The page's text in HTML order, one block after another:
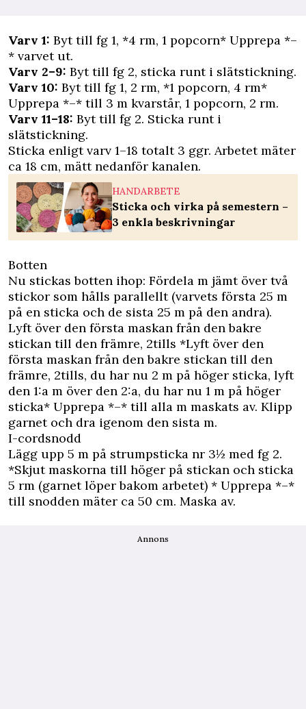
Varv 1: Byt till fg 1, *4 rm, 1 popcorn* Upprepa *–
* varvet ut.
Varv 2–9: Byt till fg 2, sticka runt i slätstickning.
Varv 10: Byt till fg 1, 2 rm, *1 popcorn, 4 rm*
Upprepa *–* till 3 m kvarstår, 1 popcorn, 2 rm.
Varv 11–18: Byt till fg 2. Sticka runt i
slätstickning.
Sticka enligt varv 1–18 totalt 3 ggr. Arbetet mäter
ca 18 cm, mätt nedanför kanalen.
HANDARBETE
Sticka och virka på semestern –
3 enkla beskrivningar
Botten
Nu stickas botten ihop: Fördela m jämt över två
stickor som hålls parallellt (varvets första 25 m
på en sticka och de sista 25 m på den andra).
Lyft över den första maskan från den bakre
stickan till den främre, 2tills *Lyft över den
första maskan från den bakre stickan till den
främre, 2tills, du har nu 2 m på höger sticka, lyft
den 1:a m över den 2:a, du har nu 1 m på höger
sticka* Upprepa *–* till alla m maskats av. Klipp
garnet och dra igenom den sista m.
I-cordsnodd
Lägg upp 5 m på strumpsticka nr 3½ med fg 2.
*Skjut maskorna till höger på stickan och sticka
5 rm (garnet löper bakom arbetet) * Upprepa *–*
till snodden mäter ca 50 cm. Maska av.
Annons